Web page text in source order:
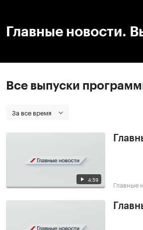
Главные новости.
Все выпуски
За все время
4:59 Главные